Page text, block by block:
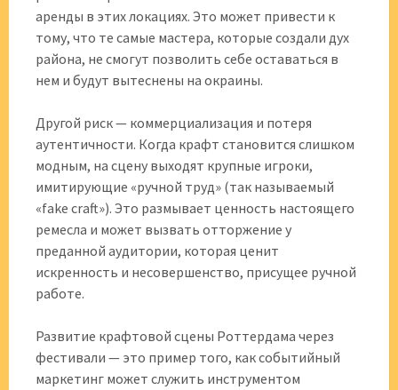
аренды в этих локациях. Это может привести к
тому, что те самые мастера, которые создали дух
района, не смогут позволить себе оставаться в
нем и будут вытеснены на окраины.
Другой риск — коммерциализация и потеря
аутентичности. Когда крафт становится слишком
модным, на сцену выходят крупные игроки,
имитирующие «ручной труд» (так называемый
«fake craft»). Это размывает ценность настоящего
ремесла и может вызвать отторжение у
преданной аудитории, которая ценит
искренность и несовершенство, присущее ручной
работе.
Развитие крафтовой сцены Роттердама через
фестивали — это пример того, как событийный
маркетинг может служить инструментом